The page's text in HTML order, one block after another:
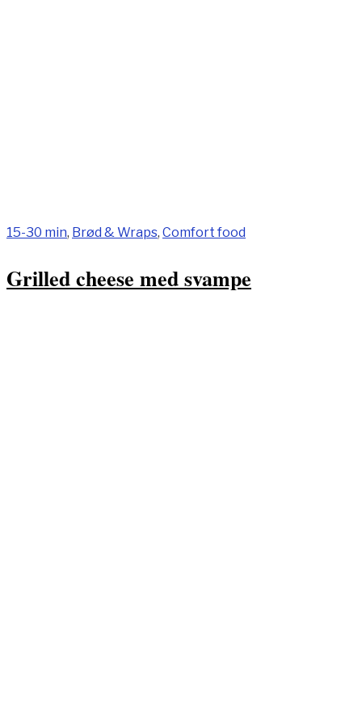
15-30 min, Brød & Wraps, Comfort food
Grilled cheese med svampe